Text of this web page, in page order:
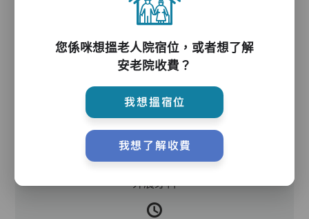
電動床,氣墊床,升降機,防滑扶手,助行器/拐杖,輪
椅
主管,助理員,護理員,保健員,護士,到診醫生,中醫,
外展牙科
您係咪想搵老人院宿位，或者想了解
安老院收費？
我想搵宿位
我想了解收費